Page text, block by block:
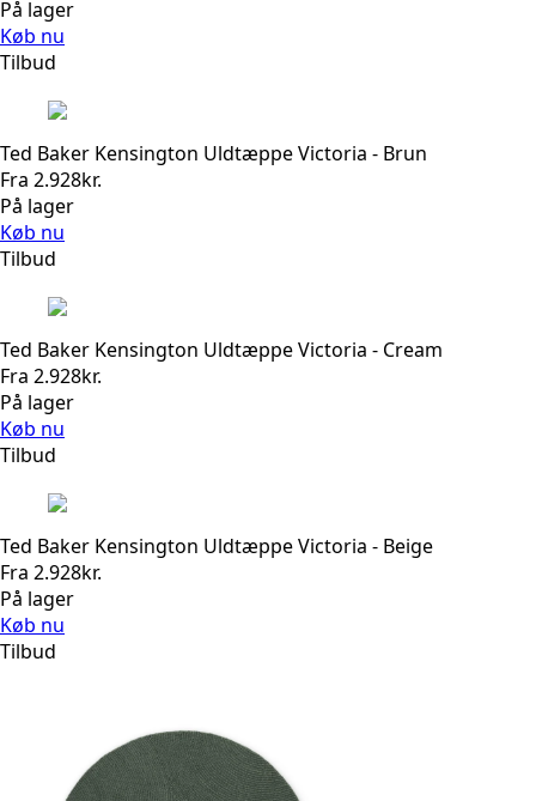
oprindelige
På lager
Køb nu
Tilbud
Ted Baker Kensington Uldtæppe Victoria - Brun
Fra 2.928kr.
På lager
Køb nu
Tilbud
Ted Baker Kensington Uldtæppe Victoria - Cream
Fra 2.928kr.
På lager
Køb nu
Tilbud
Ted Baker Kensington Uldtæppe Victoria - Beige
Fra 2.928kr.
På lager
Køb nu
Tilbud